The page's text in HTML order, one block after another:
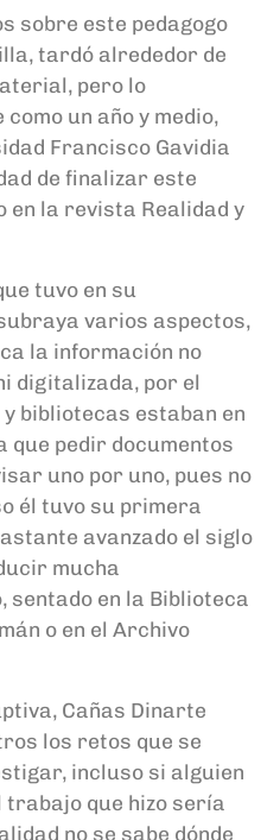
sobre este pedagogo
tardó alrededor de
pero lo
un año y medio,
Francisco Gavidia
de finalizar este
la revista Realidad y
tuvo en su
varios aspectos,
la información no
digitalizada, por el
bibliotecas estaban en
que pedir documentos
uno por uno, pues no
él tuvo su primera
avanzado el siglo
mucha
sentado en la Biblioteca
o en el Archivo
Cañas Dinarte
los retos que se
incluso si alguien
que hizo sería
no se sabe dónde